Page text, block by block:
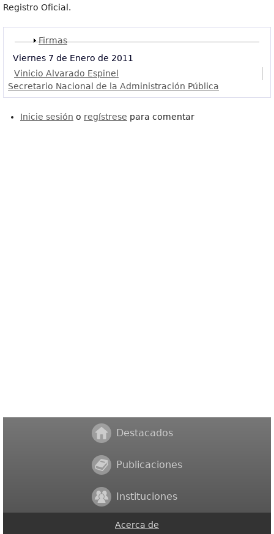
Registro Oficial.
Mostrar
Firmas
Viernes 7 de Enero de 2011
Vinicio Alvarado Espinel
Secretario Nacional de la Administración Pública
Inicie sesión o regístrese para comentar
Destacados
Publicaciones
Instituciones
Acerca de